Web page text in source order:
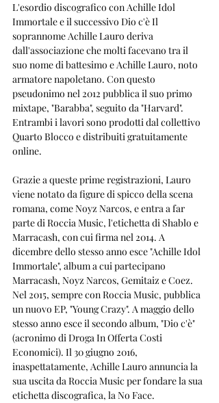
L'esordio discografico con Achille Idol
Immortale e il successivo Dio c'è Il
soprannome Achille Lauro deriva
dall'associazione che molti facevano tra il
suo nome di battesimo e Achille Lauro, noto
armatore napoletano. Con questo
pseudonimo nel 2012 pubblica il suo primo
mixtape, "Barabba", seguito da "Harvard".
Entrambi i lavori sono prodotti dal collettivo
Quarto Blocco e distribuiti gratuitamente
online.
Grazie a queste prime registrazioni, Lauro
viene notato da figure di spicco della scena
romana, come Noyz Narcos, e entra a far
parte di Roccia Music, l'etichetta di Shablo e
Marracash, con cui firma nel 2014. A
dicembre dello stesso anno esce "Achille Idol
Immortale", album a cui partecipano
Marracash, Noyz Narcos, Gemitaiz e Coez.
Nel 2015, sempre con Roccia Music, pubblica
un nuovo EP, "Young Crazy". A maggio dello
stesso anno esce il secondo album, "Dio c'è"
(acronimo di Droga In Offerta Costi
Economici). Il 30 giugno 2016,
inaspettatamente, Achille Lauro annuncia la
sua uscita da Roccia Music per fondare la sua
etichetta discografica, la No Face.